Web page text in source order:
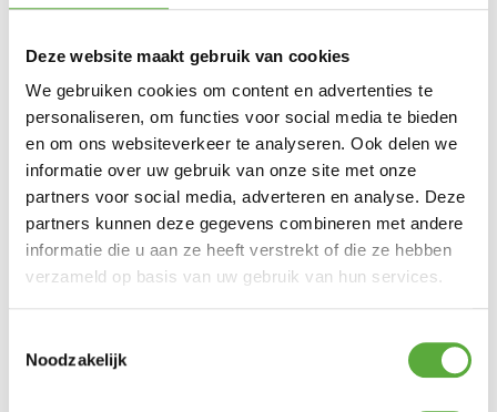
Deze website maakt gebruik van cookies
We gebruiken cookies om content en advertenties te
personaliseren, om functies voor social media te bieden
en om ons websiteverkeer te analyseren. Ook delen we
informatie over uw gebruik van onze site met onze
partners voor social media, adverteren en analyse. Deze
partners kunnen deze gegevens combineren met andere
informatie die u aan ze heeft verstrekt of die ze hebben
verzameld op basis van uw gebruik van hun services.
Noodzakelijk
Cosiscoop XL Sandy
Beige gaslantaarn
€ 99,00
Cosiscoop Craft Light
Grey gaslantaarn
€119,00
Green gaslantaarn
Green gaslantaarn